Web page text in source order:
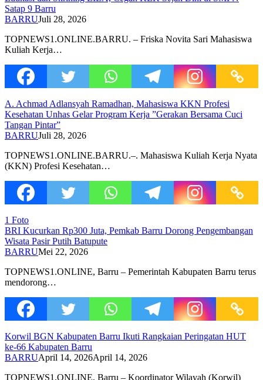
Satap 9 Barru
BARRUJuli 28, 2026
TOPNEWS1.ONLINE.BARRU. – Friska Novita Sari Mahasiswa
Kuliah Kerja…
A. Achmad Adlansyah Ramadhan, Mahasiswa KKN Profesi
Kesehatan Unhas Gelar Program Kerja ”Gerakan Bersama Cuci
Tangan Pintar”
BARRUJuli 28, 2026
TOPNEWS1.ONLINE.BARRU.–. Mahasiswa Kuliah Kerja Nyata
(KKN) Profesi Kesehatan…
1 Foto
BRI Kucurkan Rp300 Juta, Pemkab Barru Dorong Pengembangan
Wisata Pasir Putih Batupute
BARRUMei 22, 2026
TOPNEWS1.ONLINE, Barru – Pemerintah Kabupaten Barru terus
mendorong…
Korwil BGN Kabupaten Barru Ikuti Rangkaian Peringatan HUT
ke-66 Kabupaten Barru
BARRUApril 14, 2026April 14, 2026
TOPNEWS1.ONLINE, Barru – Koordinator Wilayah (Korwil)